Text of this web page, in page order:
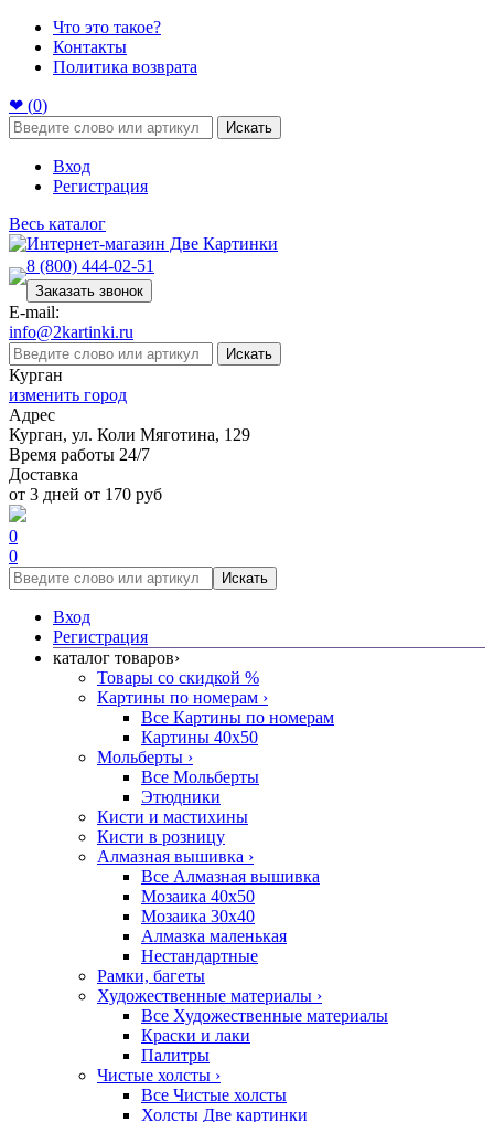
Что это такое?
Контакты
Политика возврата
❤ (0)
Искать
Вход
Регистрация
Весь каталог
8 (800) 444-02-51
Заказать звонок
E-mail:
info@2kartinki.ru
Искать
Курган
изменить город
Адрес
Курган, ул. Коли Мяготина, 129
Время работы 24/7
Доставка
от 3 дней от 170 руб
0
0
Искать
Вход
Регистрация
каталог товаров›
Товары со скидкой %
Картины по номерам ›
Все Картины по номерам
Картины 40x50
Мольберты ›
Все Мольберты
Этюдники
Кисти и мастихины
Кисти в розницу
Алмазная вышивка ›
Все Алмазная вышивка
Мозаика 40x50
Мозаика 30x40
Алмазка маленькая
Нестандартные
Рамки, багеты
Художественные материалы ›
Все Художественные материалы
Краски и лаки
Палитры
Чистые холсты ›
Все Чистые холсты
Холсты Две картинки